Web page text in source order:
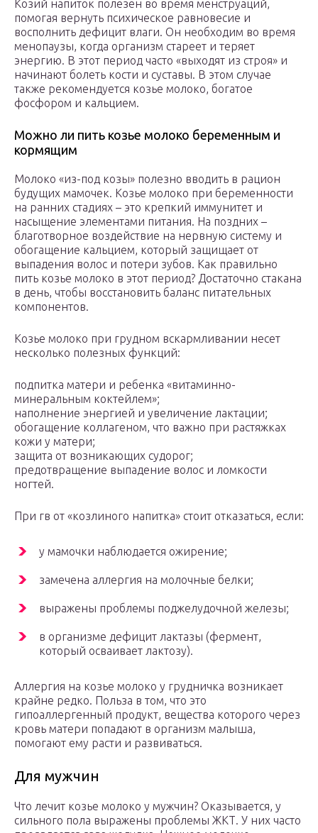
Козий напиток полезен во время менструаций,
помогая вернуть психическое равновесие и
восполнить дефицит влаги. Он необходим во время
менопаузы, когда организм стареет и теряет
энергию. В этот период часто «выходят из строя» и
начинают болеть кости и суставы. В этом случае
также рекомендуется козье молоко, богатое
фосфором и кальцием.
Можно ли пить козье молоко беременным и
кормящим
Молоко «из-под козы» полезно вводить в рацион
будущих мамочек. Козье молоко при беременности
на ранних стадиях – это крепкий иммунитет и
насыщение элементами питания. На поздних –
благотворное воздействие на нервную систему и
обогащение кальцием, который защищает от
выпадения волос и потери зубов. Как правильно
пить козье молоко в этот период? Достаточно стакана
в день, чтобы восстановить баланс питательных
компонентов.
Козье молоко при грудном вскармливании несет
несколько полезных функций:
подпитка матери и ребенка «витаминно-
минеральным коктейлем»;
наполнение энергией и увеличение лактации;
обогащение коллагеном, что важно при растяжках
кожи у матери;
защита от возникающих судорог;
предотвращение выпадение волос и ломкости
ногтей.
При гв от «козлиного напитка» стоит отказаться, если:
у мамочки наблюдается ожирение;
замечена аллергия на молочные белки;
выражены проблемы поджелудочной железы;
в организме дефицит лактазы (фермент,
который осваивает лактозу).
Аллергия на козье молоко у грудничка возникает
крайне редко. Польза в том, что это
гипоаллергенный продукт, вещества которого через
кровь матери попадают в организм малыша,
помогают ему расти и развиваться.
Для мужчин
Что лечит козье молоко у мужчин? Оказывается, у
сильного пола выражены проблемы ЖКТ. У них часто